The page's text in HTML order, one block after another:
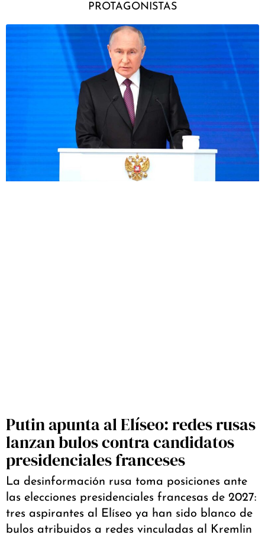
PROTAGONISTAS
Putin apunta al Elíseo: redes rusas
lanzan bulos contra candidatos
presidenciales franceses
La desinformación rusa toma posiciones ante
las elecciones presidenciales francesas de 2027:
tres aspirantes al Elíseo ya han sido blanco de
bulos atribuidos a redes vinculadas al Kremlin